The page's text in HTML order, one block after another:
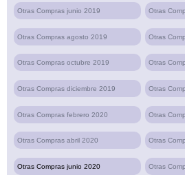
Otras Compras junio 2019 Otras
Otras Compras agosto 2019 Otras
Otras Compras octubre 2019 Otras
Otras Compras diciembre 2019 Otras
Otras Compras febrero 2020 Otras
Otras Compras abril 2020 Otras
Otras Compras junio 2020 Otras